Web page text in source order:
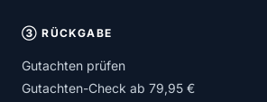
③ RÜCKGABE
Gutachten prüfen
Gutachten-Check ab 79,95 €